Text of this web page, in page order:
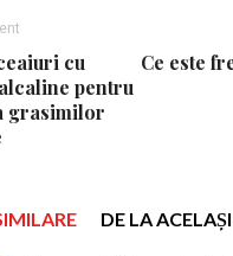
cu
pentru
grasimilor
Ce este
DE LA